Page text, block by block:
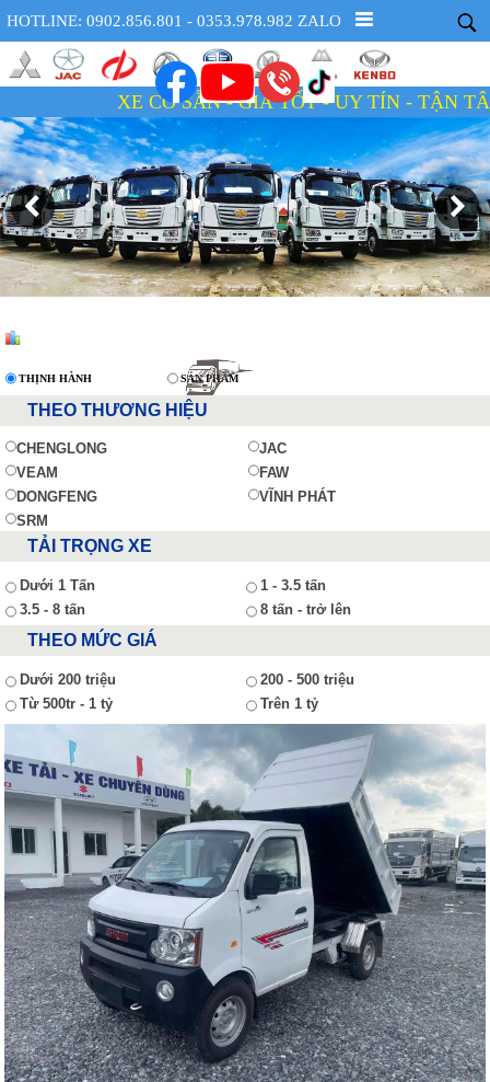
HOTLINE: 0902.856.801 - 0353.978.982 ZALO
XE CÓ SẴN - GIÁ TỐT - UY TÍN - TẬN TÂM
THỊNH HÀNH SẢN PHẨM
THEO THƯƠNG HIỆU
CHENGLONG
JAC
VEAM
FAW
DONGFENG
VĨNH PHÁT
SRM
TẢI TRỌNG XE
Dưới 1 Tấn
1 - 3.5 tấn
3.5 - 8 tấn
8 tấn - trở lên
THEO MỨC GIÁ
Dưới 200 triệu
200 - 500 triệu
Từ 500tr - 1 tỷ
Trên 1 tỷ